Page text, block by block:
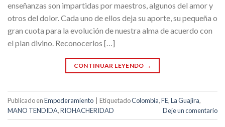
enseñanzas son impartidas por maestros, algunos del amor y
otros del dolor. Cada uno de ellos deja su aporte, su pequeña o
gran cuota para la evolución de nuestra alma de acuerdo con
el plan divino. Reconocerlos […]
CONTINUAR LEYENDO →
Publicado enEmpoderamiento EtiquetadoColombia,FE,La Guajira,
MANO TENDIDA,RIOHACHERIDAD Deje un comentario